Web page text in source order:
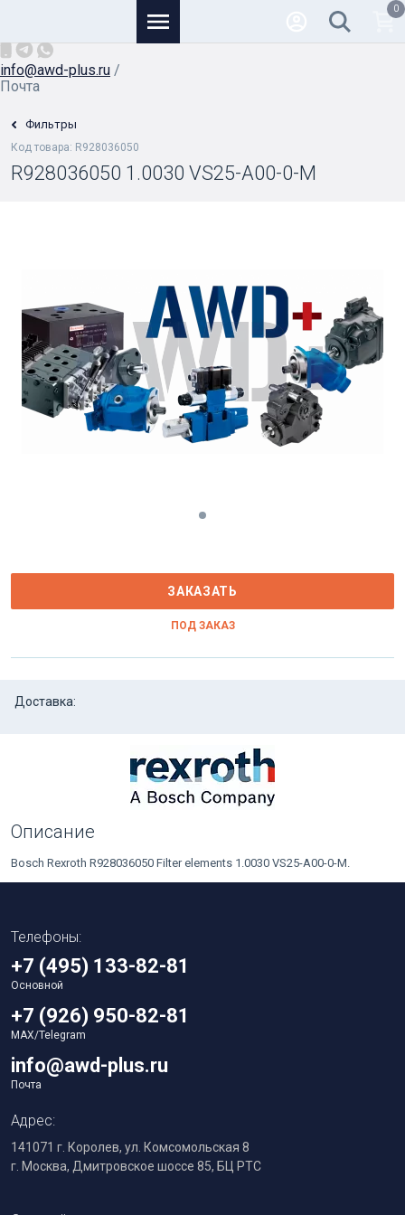
info@awd-plus.ru /
Почта
0
Фильтры
Код товара: R928036050
R928036050 1.0030 VS25-A00-0-M
ЗАКАЗАТЬ
ПОД ЗАКАЗ
Доставка:
Описание
Bosch Rexroth R928036050 Filter elements 1.0030 VS25-A00-0-M.
Телефоны:
+7 (495) 133-82-81
Основной
+7 (926) 950-82-81
MAX/Telegram
info@awd-plus.ru
Почта
Адрес:
141071 г. Королев, ул. Комсомольская 8
г. Москва, Дмитровское шоссе 85, БЦ РТС